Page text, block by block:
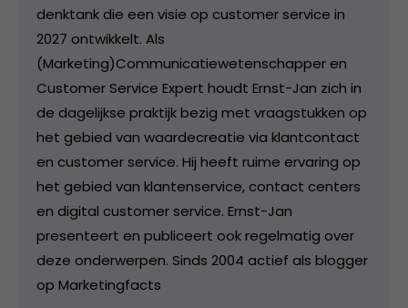
denktank die een visie op customer service in
2027 ontwikkelt. Als
(Marketing)Communicatiewetenschapper en
Customer Service Expert houdt Ernst-Jan zich in
de dagelijkse praktijk bezig met vraagstukken op
het gebied van waardecreatie via klantcontact
en customer service. Hij heeft ruime ervaring op
het gebied van klantenservice, contact centers
en digital customer service. Ernst-Jan
presenteert en publiceert ook regelmatig over
deze onderwerpen. Sinds 2004 actief als blogger
op Marketingfacts